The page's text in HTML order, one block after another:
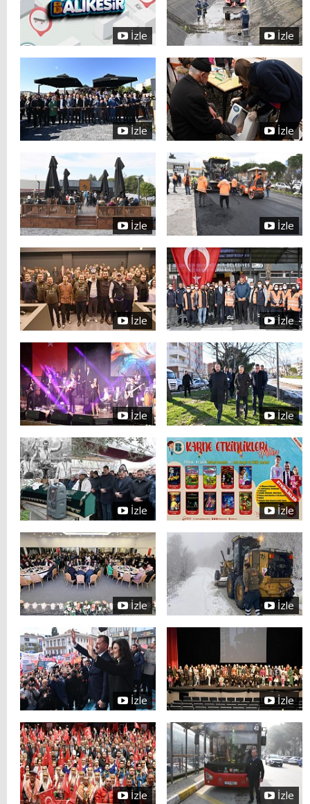
İzle İzle
İzle İzle
İzle İzle
İzle İzle
İzle İzle
İzle İzle
İzle İzle
İzle İzle
İzle İzle